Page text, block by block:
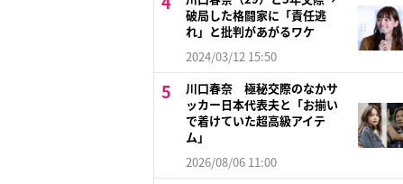
破局した格闘家に「責任逃
れ」と批判があがるワケ
2024/03/12 15:50
川口春奈 極秘交際のなかサ
ッカー日本代表夫と「お揃い
で着けていた超高級アイテ
ム」
2026/08/06 11:00